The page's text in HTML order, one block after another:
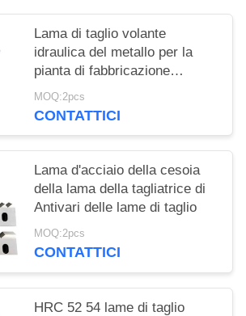
Lama di taglio volante
idraulica del metallo per la
pianta di fabbricazione
dell'acciaio
MOQ:2pcs
CONTATTICI
Lama d'acciaio della cesoia
della lama della tagliatrice di
Antivari delle lame di taglio
MOQ:2pcs
CONTATTICI
HRC 52 54 lame di taglio